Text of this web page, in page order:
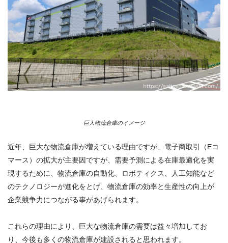
巨大物流倉庫のイメージ
近年、巨大な物流倉庫が増えている理由ですが、電子商取引（Eコ
マース）の拡大が主要因ですが、需要予測による在庫最適化を実
現するために、物流倉庫の自動化、ロボティクス、人工知能など
のテクノロジーが進化をとげ、物流倉庫の効率と生産性の向上が
企業競争力につながる事があげられます。
これらの理由により、巨大な物流倉庫の需要は益々増加してお
り、今後も多くの物流倉庫が建設されると思われます。